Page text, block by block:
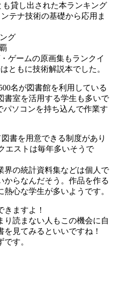
貸し出された本ランキング
テナ技術の基礎から応用ま
グ
ゲームの原画集もランクイ
ともに技術解説本でした。
名が図書館を利用している
書室を活用する学生も多いで
ソコンを持ち込んで作業す
書を用意できる制度があり
エストは毎年多いそうで
界の統計資料集などは個人で
からなんだそう。作品を作る
心な学生が多いようです。
きますよ！
り読まない人もこの機会に自
見てみるといいですね！
す。